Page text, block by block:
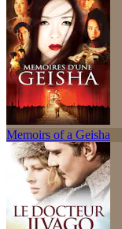
Memoirs of a Geisha